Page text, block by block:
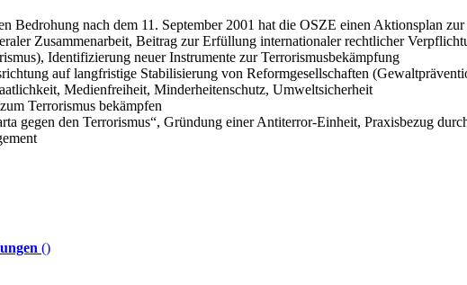
Bedrohung nach dem 11. September 2001 hat die OSZE einen Aktionsplan
Zusammenarbeit, Beitrag zur Erfüllung internationaler rechtlicher
Identifizierung neuer Instrumente zur Terrorismusbekämpfung
auf langfristige Stabilisierung von Reformgesellschaften
Medienfreiheit, Minderheitenschutz, Umweltsicherheit
Terrorismus bekämpfen
gegen den Terrorismus“, Gründung einer Antiterror-Einheit, Praxisbezug
()